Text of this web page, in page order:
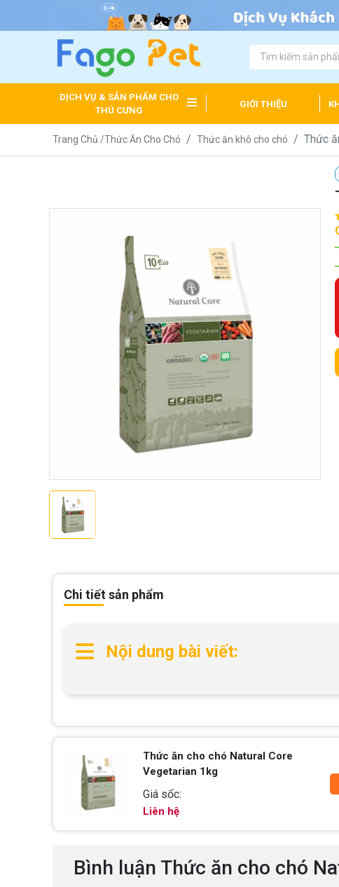
DỊCH VỤ & SẢN PHẨM CHO
THÚ CƯNG
GIỚI THIỆU
Trang Chủ /Thức Ăn Cho Chó Thức ăn khô cho chó Thức
Chi tiết sản phẩm
Nội dung bài viết:
Thức ăn cho chó Natural Core
Vegetarian 1kg
Giá sốc:
Liên hệ
Bình luận Thức ăn cho chó